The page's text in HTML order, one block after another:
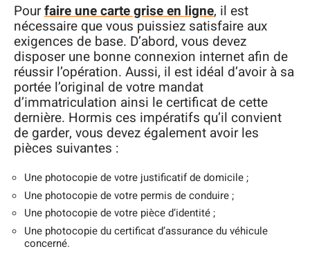
Pourfaire une carte grise en ligne, il est
nécessaire que vous puissiez satisfaire aux
exigences de base. D’abord, vous devez
disposer une bonne connexion internet afin de
réussir l’opération. Aussi, il est idéal d’avoir à sa
portée l’original de votre mandat
d’immatriculation ainsi le certificat de cette
dernière. Hormis ces impératifs qu’il convient
de garder, vous devez également avoir les
pièces suivantes :
Une photocopie de votre justificatif de domicile ;
Une photocopie de votre permis de conduire ;
Une photocopie de votre pièce d’identité ;
Une photocopie du certificat d’assurance du véhicule
concerné.